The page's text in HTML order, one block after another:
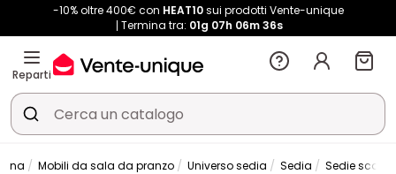
-10% oltre 400€ con HEAT10sui prodotti Vente-unique
Termina tra: 01g 07h 06m35s
Reparti
Mobili da sala da pranzo Universo sedia Sedia Sedie